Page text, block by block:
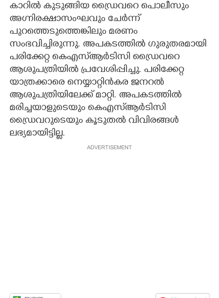
കാറിൽ കുടുങ്ങിയ ഡ്രൈവറെ പൊലീസും
അഗ്നിരക്ഷാസംഘവും ചേർന്ന്
പുറത്തെടുത്തെങ്കിലും മരണം
സംഭവിച്ചിരുന്നു. അപകടത്തിൽ ഗുരുതരമായി
പരിക്കേറ്റ കെഎസ്‌ആർടിസി ഡ്രൈവറെ
ആശുപത്രിയിൽ പ്രവേശിപ്പിച്ചു. പരിക്കേറ്റ
യാത്രക്കാരെ നെയ്യാറ്റിൻകര ജനറൽ
ആശുപത്രിയിലേക്ക് മാറ്റി. അപകടത്തിൽ
മരിച്ചയാളുടെയും കെഎസ്ആർടിസി
ഡ്രൈവറുടെയും കൂടുതൽ വിവിരങ്ങൾ
ലഭ്യമായിട്ടില്ല.
ADVERTISEMENT